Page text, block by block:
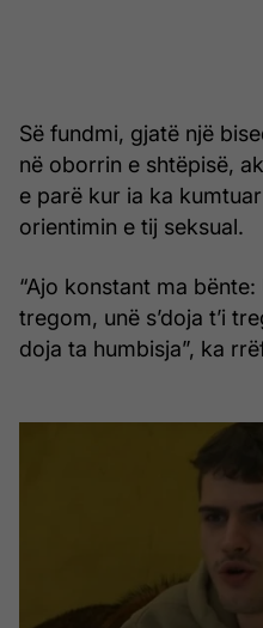
Së fundmi, gjatë një
në oborrin e shtëpisë,
e parë kur ia ka
orientimin e tij seksual.
“Ajo konstant ma bënte:
tregom, unë s’doja t’i
doja ta humbisja”, ka